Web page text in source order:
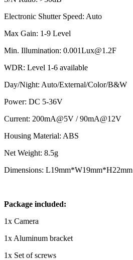
Electronic Shutter Speed: Auto
Max Gain: 1-9 Level
Min. Illumination: 0.001Lux@1.2F
WDR: Level 1-6 available
Day/Night: Auto/External/Color/B&W
Power: DC 5-36V
Current: 200mA@5V / 90mA@12V
Housing Material: ABS
Net Weight: 8.5g
Dimensions: L19mm*W19mm*H22mm
Package included:
1x Camera
1x Aluminum bracket
1x Set of screws